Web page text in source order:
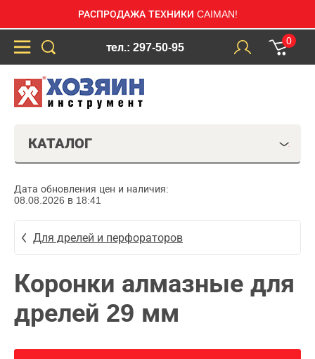
РАСПРОДАЖА ТЕХНИКИ CAIMAN!
тел.: 297-50-95
0
КАТАЛОГ
Дата обновления цен и наличия:
08.08.2026 в 18:41
Для дрелей и перфораторов
Коронки алмазные для
дрелей 29 мм